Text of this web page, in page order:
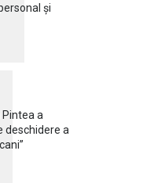
și
a
deschidere a